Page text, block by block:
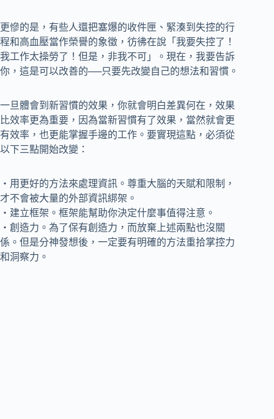
更慘的是，有些人還把塞爆的收件匣、緊湊到失控的行
程和高血壓當作榮譽的象徵，彷彿在說「我要失控了！
我工作太操勞了！但是，非我不可」。現在，我要告訴
你，這是可以改善的──只要先改變自己的想法和習慣。
一旦體會到新習慣的效果，你就會明白差異何在，效果
比效率更為重要，因為當新習慣有了效果，當然就會更
有效率，也更能掌握手邊的工作。要實現這點，必須從
以下三點開始改變：
‧用更好的方法來處理資訊。尊重大腦的天賦和限制，
才不會被大量的外部資訊綁架。
‧建立框架。框架能幫助你決定什麼事值得注意。
‧創造力。為了保有創造力，而放棄上述兩點也沒關
係。但是分神發想後，一定要有明確的方法重拾掌控力
和洞察力。